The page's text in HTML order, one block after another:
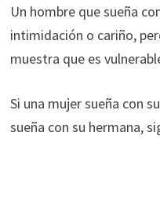
Un hombre que sueña
intimidación o cariño,
muestra que es
Si una mujer sueña con
sueña con su hermana,